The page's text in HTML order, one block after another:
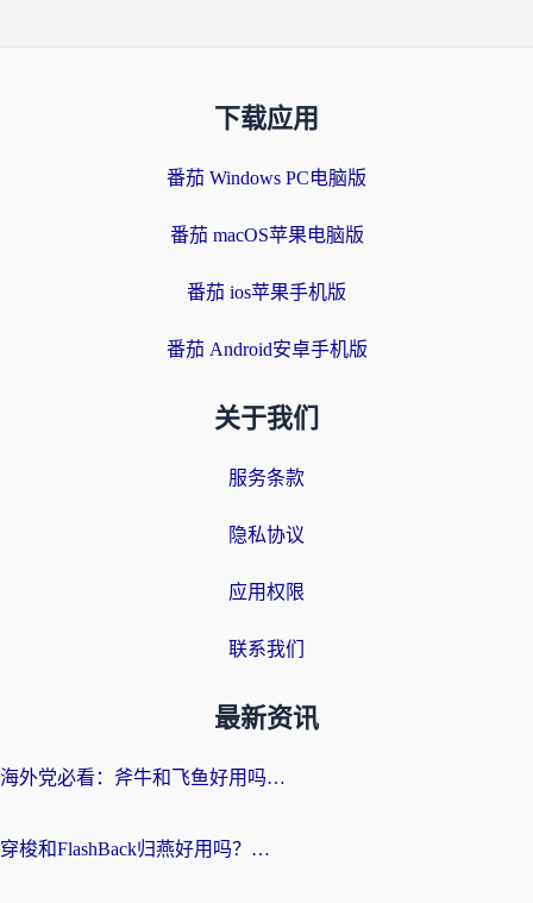
下载应用
番茄 Windows PC电脑版
番茄 macOS苹果电脑版
番茄 ios苹果手机版
番茄 Android安卓手机版
关于我们
服务条款
隐私协议
应用权限
联系我们
最新资讯
海外党必看：斧牛和飞鱼好用吗？3步选对回国加速器，无缝刷剧玩国服
穿梭和FlashBack归燕好用吗？海外党亲测3款热门回国加速器，教你选对不踩坑